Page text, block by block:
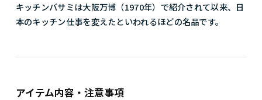
キッチンバサミは大阪万博（1970年）で紹介されて以来、日
本のキッチン仕事を変えたといわれるほどの名品です。
アイテム内容・注意事項